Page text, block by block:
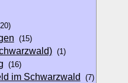
(15)
(1)
(16)
im Schwarzwald (7)